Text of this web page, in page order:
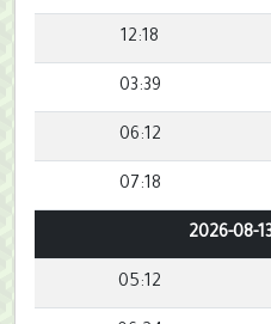
12:18
03:39
06:12
07:18
05:12